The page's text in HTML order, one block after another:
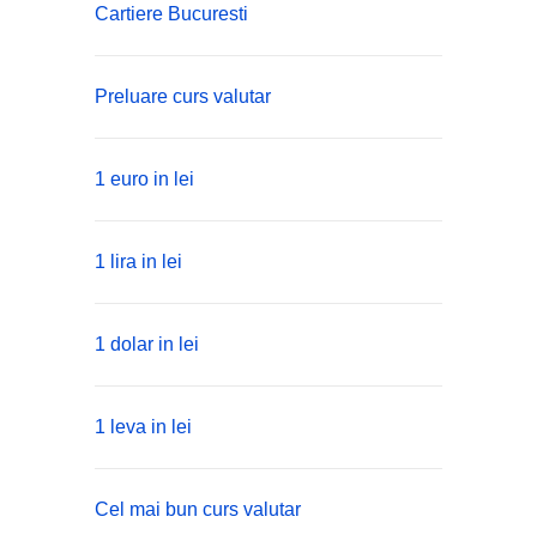
Cartiere Bucuresti
Preluare curs valutar
1 euro in lei
1 lira in lei
1 dolar in lei
1 leva in lei
Cel mai bun curs valutar